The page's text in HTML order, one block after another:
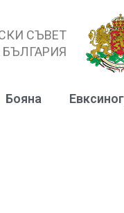
СЪВЕТ
Бояна